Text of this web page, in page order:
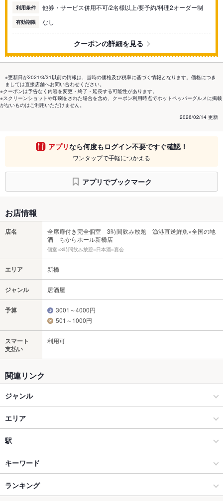
利用条件
他券・サービス併用不可/2名様以上/要予約/料理2オーダー制
有効期限 なし
クーポンの詳細を見る
※更新日が2021/3/31以前の情報は、当時の価格及び税率に基づく情報となります。価格につき
ましては直接店舗へお問い合わせください。
※クーポンは予告なく内容を変更・終了・延長する可能性があります。
※スクリーンショットや印刷をされた場合を含め、クーポン利用時点でホットペッパーグルメに掲載
がないものはご利用いただけません。
2026/02/14 更新
アプリなら何度もログイン不要ですぐ確認！
ワンタップで手軽につかえる
アプリでブックマーク
お店情報
店名
全席扉付き完全個室 3時間飲み放題 漁港直送鮮魚×全国の地
酒 ちからホール新橋店
個室×3時間飲み放題×日本酒×宴会
エリア 新橋
ジャンル 居酒屋
予算
3001～4000円
501～1000円
スマート
支払い
利用可
関連リンク
ジャンル
居酒屋
和風
海鮮
銀座・有楽町・新橋・築地・月島 × 居酒屋
エリア
新橋
新橋 × 居酒屋
新橋 × 和風
駅
内幸町駅
新橋駅
キーワード
からあげ
ランキング